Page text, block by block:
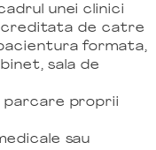
unei clinici
de catre
formata,
sala de
parcare proprii
sau